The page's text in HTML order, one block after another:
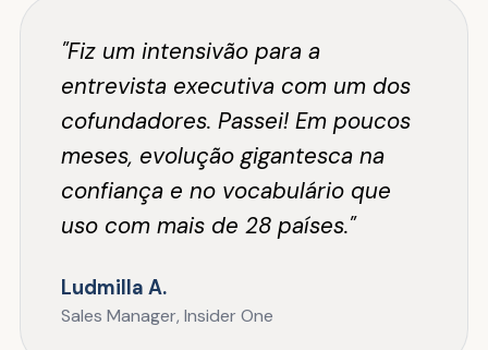
"Fiz um intensivão para a
entrevista executiva com um dos
cofundadores. Passei! Em poucos
meses, evolução gigantesca na
confiança e no vocabulário que
uso com mais de 28 países."
Ludmilla A.
Sales Manager, Insider One